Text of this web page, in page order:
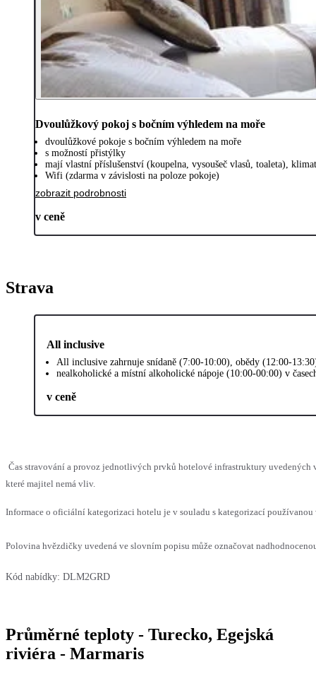
Dvoulůžkový pokoj s bočním výhledem na moře
dvoulůžkové pokoje s bočním výhledem na moře
s možností přistýlky
mají vlastní příslušenství (koupelna, vysoušeč vlasů, toaleta),
Wifi (zdarma v závislosti na poloze pokoje)
zobrazit podrobnosti
v ceně
Strava
All inclusive
All inclusive zahrnuje snídaně (7:00-10:00), obědy (12:00-
nealkoholické a místní alkoholické nápoje (10:00-00:00) v
v ceně
Čas stravování a provoz jednotlivých prvků hotelové infrastruktury uvedených
které majitel nemá vliv.
Informace o oficiální kategorizaci hotelu je v souladu s kategorizací
Polovina hvězdičky uvedená ve slovním popisu může označovat
Kód nabídky: DLM2GRD
Průměrné teploty - Turecko, Egejská
riviéra - Marmaris